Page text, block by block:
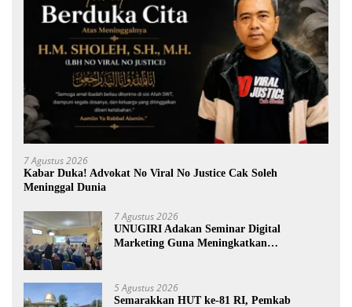
7 Agustus 2026
Kabar Duka! Advokat No Viral No Justice Cak Soleh
Meninggal Dunia
7 Agustus 2026
UNUGIRI Adakan Seminar Digital
Marketing Guna Meningkatkan
5 Agustus 2026
Semarakkan HUT ke-81 RI, Pemkab